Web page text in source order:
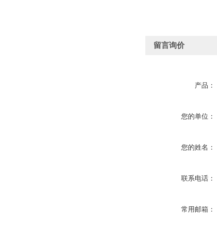
留言询价
产品：
您的单位：
您的姓名：
联系电话：
常用邮箱：